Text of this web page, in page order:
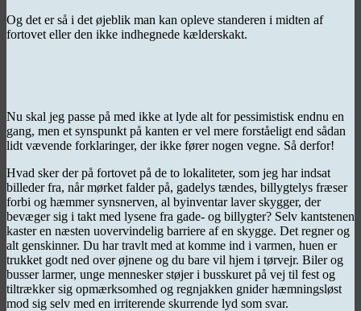
Og det er så i det øjeblik man kan opleve standeren i midten af
fortovet eller den ikke indhegnede kælderskakt.
Nu skal jeg passe på med ikke at lyde alt for pessimistisk endnu en
gang, men et synspunkt på kanten er vel mere forståeligt end sådan
lidt vævende forklaringer, der ikke fører nogen vegne. Så derfor!
Hvad sker der på fortovet på de to lokaliteter, som jeg har indsat
billeder fra, når mørket falder på, gadelys tændes, billygtelys fræser
forbi og hæmmer synsnerven, al byinventar laver skygger, der
bevæger sig i takt med lysene fra gade- og billygter? Selv kantstenen
kaster en næsten uovervindelig barriere af en skygge. Det regner og
alt genskinner. Du har travlt med at komme ind i varmen, huen er
trukket godt ned over øjnene og du bare vil hjem i tørvejr. Biler og
busser larmer, unge mennesker støjer i busskuret på vej til fest og
tiltrækker sig opmærksomhed og regnjakken gnider hæmningsløst
mod sig selv med en irriterende skurrende lyd som svar.